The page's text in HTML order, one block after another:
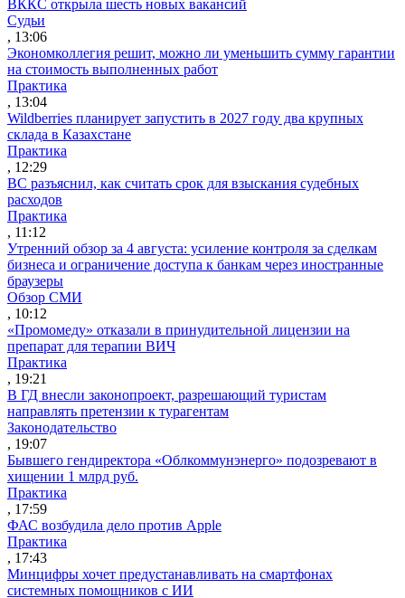
ВККС открыла шесть новых вакансий
Судьи
, 13:06
Экономколлегия решит, можно ли уменьшить сумму гарантии
на стоимость выполненных работ
Практика
, 13:04
Wildberries планирует запустить в 2027 году два крупных
склада в Казахстане
Практика
, 12:29
ВС разъяснил, как считать срок для взыскания судебных
расходов
Практика
, 11:12
Утренний обзор за 4 августа: усиление контроля за сделкам
бизнеса и ограничение доступа к банкам через иностранные
браузеры
Обзор СМИ
, 10:12
«Промомеду» отказали в принудительной лицензии на
препарат для терапии ВИЧ
Практика
, 19:21
В ГД внесли законопроект, разрешающий туристам
направлять претензии к турагентам
Законодательство
, 19:07
Бывшего гендиректора «Облкоммунэнерго» подозревают в
хищении 1 млрд руб.
Практика
, 17:59
ФАС возбудила дело против Apple
Практика
, 17:43
Минцифры хочет предустанавливать на смартфонах
системных помощников с ИИ